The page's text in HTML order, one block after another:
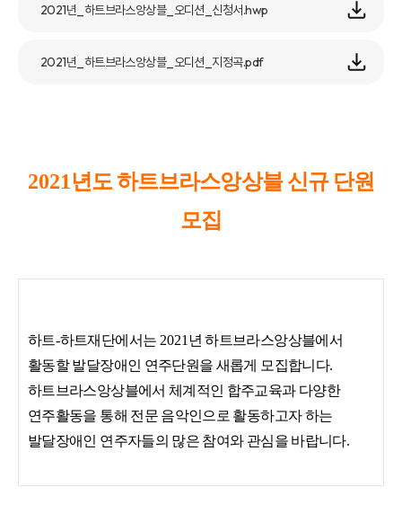
2021년_하트브라스앙상블_오디션_신청서.hwp
2021년_하트브라스앙상블_오디션_지정곡.pdf
2021년도 하트브라스앙상블 신규 단원
모집
하트-하트재단에서는 2021 년 하트브라스앙상블에서
활동할 발달장애인 연주단원을 새롭게 모집합니다.
하트브라스앙상블에서 체계적인 합주교육과 다양한
연주활동을 통해 전문 음악인으로 활동하고자 하는
발달장애인 연주자들의 많은 참여와 관심을 바랍니다.